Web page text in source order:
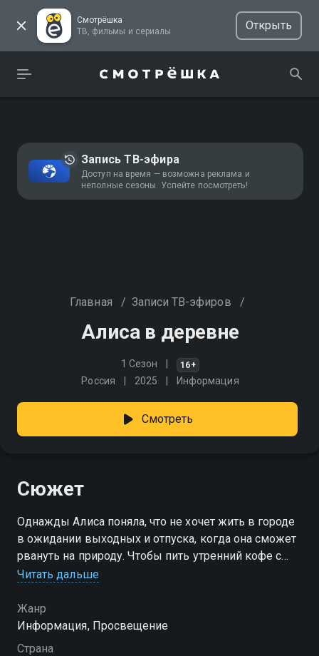
Смотрёшка
ТВ, фильмы и сериалы
Открыть
Запись ТВ-эфира
Доступ на время — возможна реклама и
неполные сезоны. Успейте посмотреть!
Главная / Записи ТВ-эфиров /
Алиса в деревне
1 Сезон 16+
Россия 2025 Информация
Смотреть
Сюжет
Однажды Алиса поняла, что не хочет жить в городе
в ожидании выходных и отпуска, когда она сможет
рвануть на природу. Чтобы пить утренний кофе с
видом на лес и рыбачить в любой день недели этой
Читать дальше
Жанр
Информация, Просвещение
Страна